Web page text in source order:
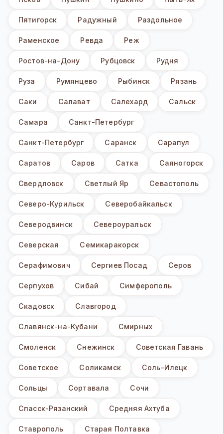
Пятигорск Радужный Раздольное
Раменское Ревда Реж
Ростов-на-Дону Рубцовск Рудня
Руза Румянцево Рыбинск Рязань
Саки Салават Салехард Сальск
Самара Санкт-Петербург
Санкт-Петербург Саранск Сарапул
Саратов Саров Сатка Саяногорск
Свердловск Светлый Яр Севастополь
Северо-Курильск Северобайкальск
Северодвинск Североуральск
Северская Семикаракорск
Серафимович Сергиев Посад Серов
Серпухов Сибай Симферополь
Скадовск Славгород
Славянск-на-Кубани Смирных
Смоленск Снежинск Советская Гавань
Советское Соликамск Соль-Илецк
Сольцы Сортавала Сочи
Спасск-Рязанский Средняя Ахтуба
Ставрополь Старая Полтавка